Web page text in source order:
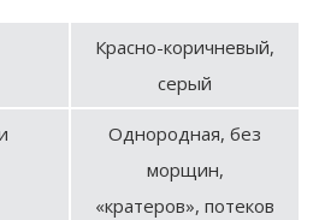
Красно-коричневый,
серый
Однородная, без
морщин,
«кратеров», потеков